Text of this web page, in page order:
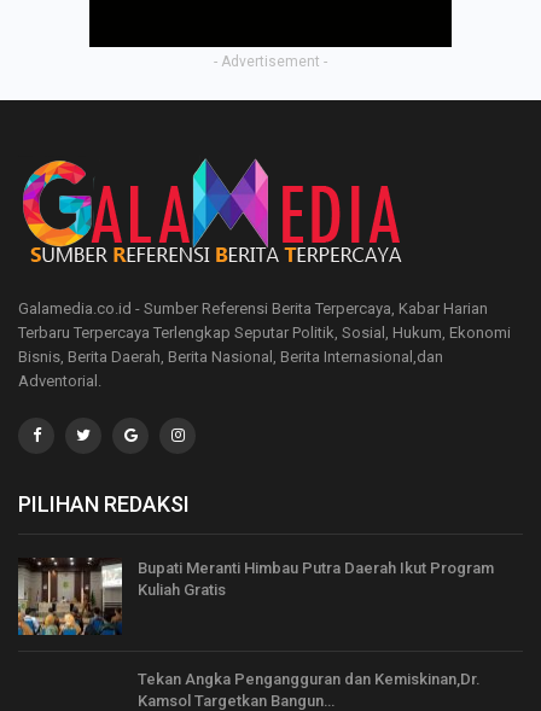
- Advertisement -
Galamedia.co.id - Sumber Referensi Berita Terpercaya, Kabar Harian
Terbaru Terpercaya Terlengkap Seputar Politik, Sosial, Hukum, Ekonomi
Bisnis, Berita Daerah, Berita Nasional, Berita Internasional,dan
Adventorial.
PILIHAN REDAKSI
Bupati Meranti Himbau Putra Daerah Ikut Program
Kuliah Gratis
Tekan Angka Pengangguran dan Kemiskinan,Dr.
Kamsol Targetkan Bangun…